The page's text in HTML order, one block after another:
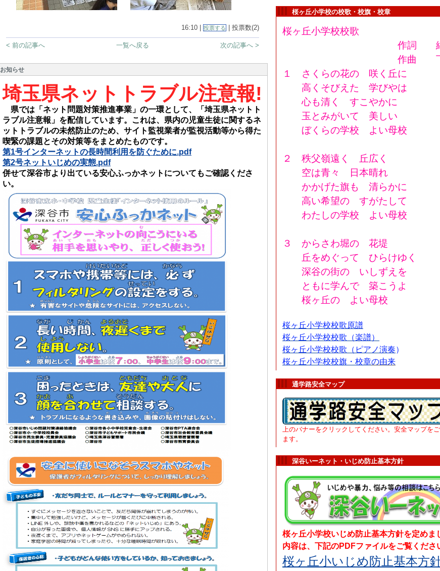
16:10 | 投票する | 投票数(2)
< 前の記事へ 次の記事へ >
一覧へ戻る
お知らせ
埼玉県ネットトラブル注意報!
県では「ネット問題対策推進事業」の一環として、「埼玉県ネットト
ラブル注意報」を配信しています。これは、県内の児童生徒に関するネ
ットトラブルの未然防止のため、サイト監視業者が監視活動等から得た
喫緊の課題とその対策等をまとめたものです。
第1号インターネットの長時間利用を防ぐために.pdf
第2号ネットいじめの実態.pdf
併せて深谷市より出ている安心ふっかネットについてもご確認くださ
い。
桜ヶ丘小学校の校歌・校旗・校章
桜ヶ丘小学校校歌
作詞 綱島
作曲 下総
１ さくらの花の 咲く丘に
高くそびえた 学びやは
心も清く すこやかに
玉とみがいて 美しい
ぼくらの学校 よい母校
２ 秩父嶺遠く 丘広く
空は青々 日本晴れ
かかげた旗も 清らかに
高い希望の すがたして
わたしの学校 よい母校
３ からさわ堀の 花堤
丘をめぐって ひらけゆく
深谷の街の いしずえを
ともに学んで 築こうよ
桜ヶ丘の よい母校
桜ヶ丘小学校校歌原譜
桜ヶ丘小学校校歌（楽譜）
桜ヶ丘小学校校歌（ピアノ演奏）
桜ヶ丘小学校校旗・校章の由来
通学路安全マップ
上のバナーをクリックしてください。安全マップを
ます。
深谷いーネット・いじめ防止基本方針
桜ヶ丘小学校いじめ防止基本方針を定めま
内容は、下記のPDFファイルをご覧くださ
桜ヶ丘小いじめ防止基本方